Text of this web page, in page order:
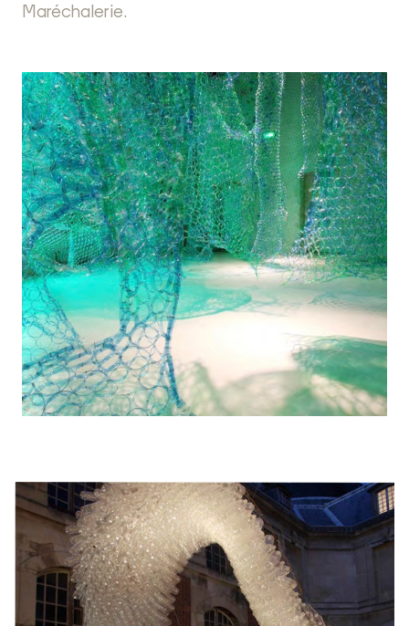
Maréchalerie.